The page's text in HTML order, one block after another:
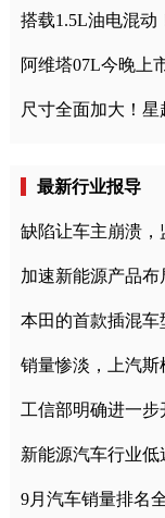
搭载1.5L油电混动
阿维塔07L今晚上
尺寸全面加大！星
最新行业报导
缺陷让车主崩溃，
加速新能源产品布
本田的首款插混
销量惨淡，上汽斯
工信部明确进一步
新能源汽车行业
9月汽车销量排名